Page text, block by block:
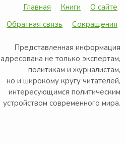
Главная Книги
О сайте
Обратная связь
Сокращения
Представленная информация
адресована не только экспертам,
политикам и журналистам,
но и широкому кругу читателей,
интересующимся политическим
устройством современного мира.